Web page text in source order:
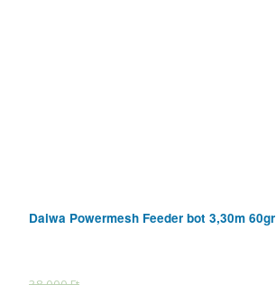
Daiwa Powermesh Feeder bot 3,30m 60gr